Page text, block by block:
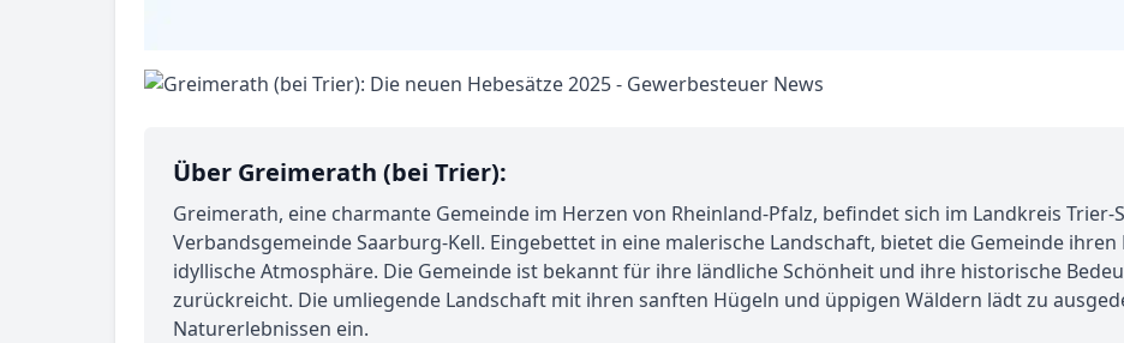
Über Greimerath (bei Trier):
Greimerath, eine charmante Gemeinde im Herzen von Rheinland-Pfalz, befindet sich im Landkreis
Verbandsgemeinde Saarburg-Kell. Eingebettet in eine malerische Landschaft, bietet die Gemeinde
idyllische Atmosphäre. Die Gemeinde ist bekannt für ihre ländliche Schönheit und ihre historische
zurückreicht. Die umliegende Landschaft mit ihren sanften Hügeln und üppigen Wäldern lädt zu
Naturerlebnissen ein.